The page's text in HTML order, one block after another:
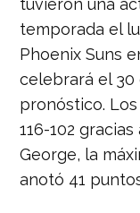
temporada el
Phoenix Suns
celebrará el 30
pronóstico.
116-102
George, la
anotó 41